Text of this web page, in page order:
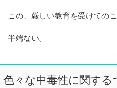
この、厳しい教育を受けての
半端ない。
色々な中毒性に関する